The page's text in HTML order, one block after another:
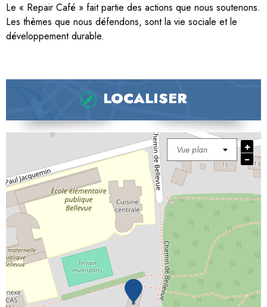
Le « Repair Café » fait partie des actions que nous soutenons.
Les thèmes que nous défendons, sont la vie sociale et le
développement durable.
LOCALISER
+
−